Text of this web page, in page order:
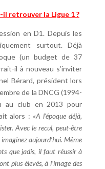
il retrouver la Ligue 1 ?
en D1. Depuis les
surtout. Déjà
(un budget de 37
il à nouveau s’inviter
Bérard, président lors
de la DNCG (1994-
au club en 2013 pour
alors : «A l’époque déjà,
Avec le recul, peut-être
aujourd’hui. Même
que jadis, il faut réussir à
plus élevés, à l’image des